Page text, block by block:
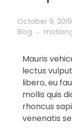
October 9, 2019
Blog
Mauris
lectus
libero, eu
mollis quis
rhoncus
venenatis